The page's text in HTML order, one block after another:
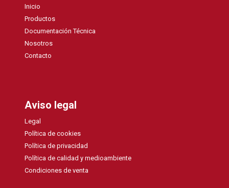
Inicio
Productos
Documentación Técnica
Nosotros
Contacto
Aviso legal
Legal
Política de cookies
Política de privacidad
Política de calidad y medioambiente
Condiciones de venta